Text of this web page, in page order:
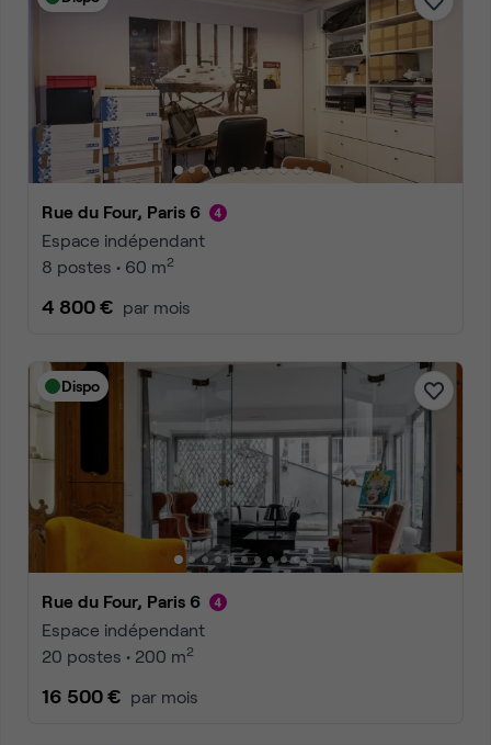
Rue du Four, Paris 6
Espace indépendant
8 postes • 60 m2
4 800 € par mois
Dispo
Rue du Four, Paris 6
Espace indépendant
20 postes • 200 m2
16 500 € par mois